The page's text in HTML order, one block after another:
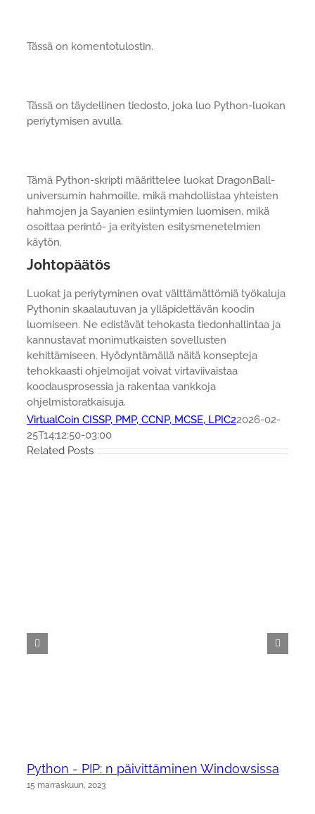
Tässä on komentotulostin.
Tässä on täydellinen tiedosto, joka luo Python-luokan
periytymisen avulla.
Tämä Python-skripti määrittelee luokat DragonBall-
universumin hahmoille, mikä mahdollistaa yhteisten
hahmojen ja Sayanien esiintymien luomisen, mikä
osoittaa perintö- ja erityisten esitysmenetelmien
käytön.
Johtopäätös
Luokat ja periytyminen ovat välttämättömiä työkaluja
Pythonin skaalautuvan ja ylläpidettävän koodin
luomiseen. Ne edistävät tehokasta tiedonhallintaa ja
kannustavat monimutkaisten sovellusten
kehittämiseen. Hyödyntämällä näitä konsepteja
tehokkaasti ohjelmoijat voivat virtaviivaistaa
koodausprosessia ja rakentaa vankkoja
ohjelmistoratkaisuja.
VirtualCoin CISSP, PMP, CCNP, MCSE, LPIC22026-02-
25T14:12:50-03:00
Related Posts
Python - PIP: n päivittäminen Windowsissa
15 marraskuun, 2023